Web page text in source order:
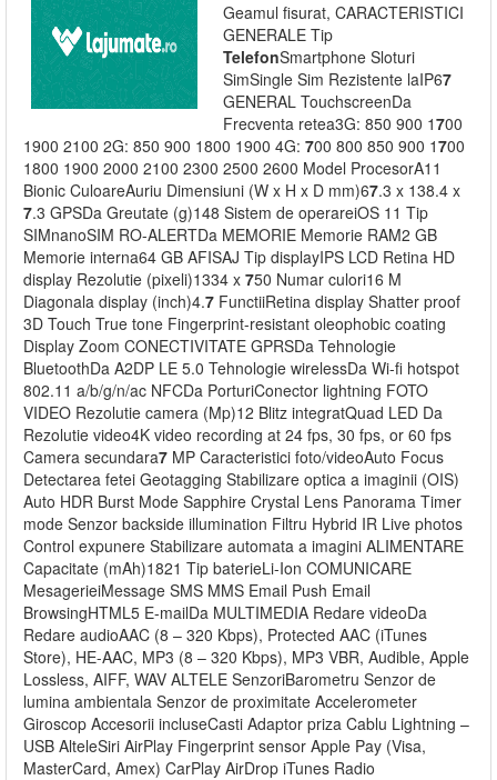
Geamul fisurat, CARACTERISTICI
GENERALE Tip
TelefonSmartphone Sloturi
SimSingle Sim Rezistente laIP67
GENERAL TouchscreenDa
Frecventa retea3G: 850 900 1700
1900 2100 2G: 850 900 1800 1900 4G: 700 800 850 900 1700
1800 1900 2000 2100 2300 2500 2600 Model ProcesorA11
Bionic CuloareAuriu Dimensiuni (W x H x D mm)67.3 x 138.4 x
7.3 GPSDa Greutate (g)148 Sistem de operareiOS 11 Tip
SIMnanoSIM RO-ALERTDa MEMORIE Memorie RAM2 GB
Memorie interna64 GB AFISAJ Tip displayIPS LCD Retina HD
display Rezolutie (pixeli)1334 x 750 Numar culori16 M
Diagonala display (inch)4.7 FunctiiRetina display Shatter proof
3D Touch True tone Fingerprint-resistant oleophobic coating
Display Zoom CONECTIVITATE GPRSDa Tehnologie
BluetoothDa A2DP LE 5.0 Tehnologie wirelessDa Wi-fi hotspot
802.11 a/b/g/n/ac NFCDa PorturiConector lightning FOTO
VIDEO Rezolutie camera (Mp)12 Blitz integratQuad LED Da
Rezolutie video4K video recording at 24 fps, 30 fps, or 60 fps
Camera secundara7 MP Caracteristici foto/videoAuto Focus
Detectarea fetei Geotagging Stabilizare optica a imaginii (OIS)
Auto HDR Burst Mode Sapphire Crystal Lens Panorama Timer
mode Senzor backside illumination Filtru Hybrid IR Live photos
Control expunere Stabilizare automata a imagini ALIMENTARE
Capacitate (mAh)1821 Tip baterieLi-Ion COMUNICARE
MesagerieiMessage SMS MMS Email Push Email
BrowsingHTML5 E-mailDa MULTIMEDIA Redare videoDa
Redare audioAAC (8 – 320 Kbps), Protected AAC (iTunes
Store), HE-AAC, MP3 (8 – 320 Kbps), MP3 VBR, Audible, Apple
Lossless, AIFF, WAV ALTELE SenzoriBarometru Senzor de
lumina ambientala Senzor de proximitate Accelerometer
Giroscop Accesorii incluseCasti Adaptor priza Cablu Lightning –
USB AlteleSiri AirPlay Fingerprint sensor Apple Pay (Visa,
MasterCard, Amex) CarPlay AirDrop iTunes Radio